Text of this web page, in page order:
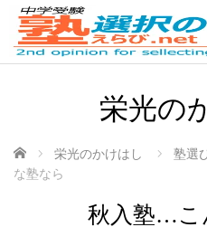
栄光の
ホーム 栄光のかけはし 塾選
な塾なら
秋入塾…こ